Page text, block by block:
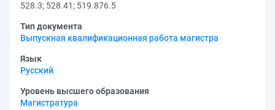
528.3; 528.41 ; 519.876.5
Тип документа
Выпускная квалификационная работа магистра
Язык
Русский
Уровень высшего образования
Магистратура